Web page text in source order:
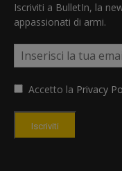
Iscriviti a BulletIn, la
appassionati di armi.
Accetto la Privacy
Iscriviti